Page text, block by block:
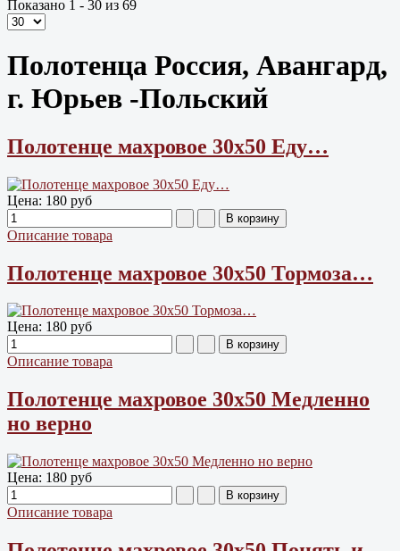
Показано 1 - 30 из 69
Полотенца Россия, Авангард,
г. Юрьев -Польский
Полотенце махровое 30х50 Еду…
Цена: 180 руб
Описание товара
Полотенце махровое 30х50 Тормоза…
Цена: 180 руб
Описание товара
Полотенце махровое 30х50 Медленно
но верно
Цена: 180 руб
Описание товара